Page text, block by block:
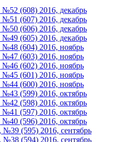
(608) 2016, декабрь
(607) 2016, декабрь
(606) 2016, декабрь
(605) 2016, декабрь
№48 (604) 2016, ноябрь
№47 (603) 2016, ноябрь
№46 (602) 2016, ноябрь
№45 (601) 2016, ноябрь
№44 (600) 2016, ноябрь
(599) 2016, октябрь
(598) 2016, октябрь
(597) 2016, октябрь
(596) 2016, октябрь
№39 (595) 2016, сентябрь
№38 (594) 2016, сентябрь